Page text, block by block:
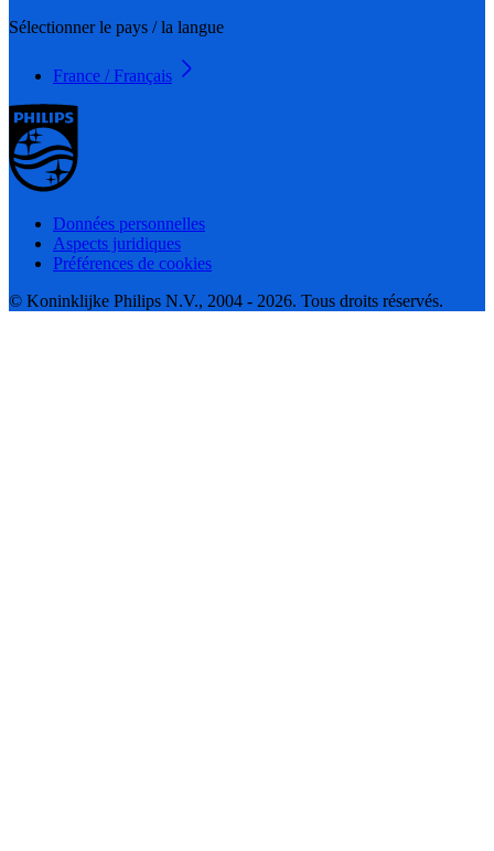
Sélectionner le pays / la langue
France / Français
Données personnelles
Aspects juridiques
Préférences de cookies
© Koninklijke Philips N.V., 2004 - 2026. Tous droits réservés.